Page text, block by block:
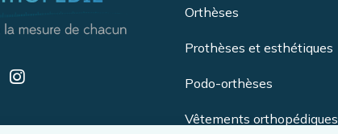
Orthèses
Prothèses et esthétiques
Podo-orthèses
Vêtements orthopédiques